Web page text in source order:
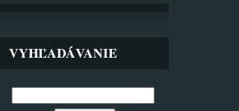
VYHĽADÁVANIE